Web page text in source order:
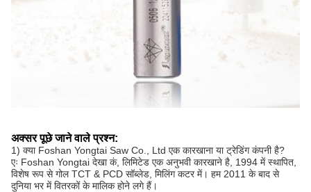
अक्सर पूछे जाने वाले प्रश्न:
1) क्या Foshan Yongtai Saw Co., Ltd एक कारखाना या ट्रेडिंग कंपनी है?
एः Foshan Yongtai देखा कं, लिमिटेड एक अनुभवी कारखाने है, 1994 में स्थापित,
विशेष रूप से गोल TCT & PCD सॉब्लेड, मिलिंग कटर में। हम 2011 के बाद से
दुनिया भर में वितरकों के मालिक होने लगे हैं।